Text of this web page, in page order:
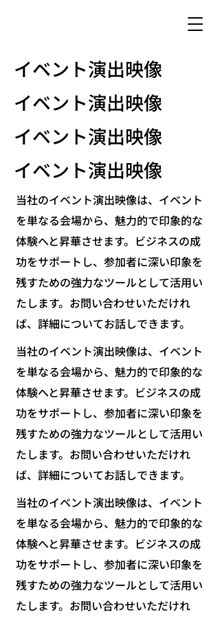
​イベント演出映像
​イベント演出映像
​イベント演出映像
​イベント演出映像
当社のイベント演出映像は、イベント
を単なる会場から、魅力的で印象的な
体験へと昇華させます。ビジネスの成
功をサポートし、参加者に深い印象を
残すための強力なツールとして活用い
たします。お問い合わせいただけれ
ば、詳細についてお話しできます。
当社のイベント演出映像は、イベント
を単なる会場から、魅力的で印象的な
体験へと昇華させます。ビジネスの成
功をサポートし、参加者に深い印象を
残すための強力なツールとして活用い
たします。お問い合わせいただけれ
ば、詳細についてお話しできます。
当社のイベント演出映像は、イベント
を単なる会場から、魅力的で印象的な
体験へと昇華させます。ビジネスの成
功をサポートし、参加者に深い印象を
残すための強力なツールとして活用い
たします。お問い合わせいただけれ